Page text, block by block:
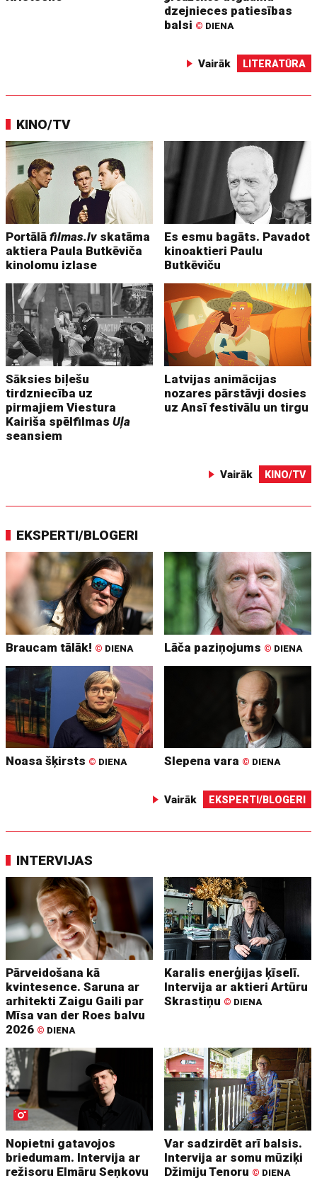
dzejnieces patiesības
balsi © DIENA
Vairāk LITERATŪRA
KINO/TV
Portālāfilmas.lv skatāma
aktiera Paula Butkēviča
kinolomu izlase
Es esmu bagāts. Pavadot
kinoaktieri Paulu
Butkēviču
Sāksies biļešu
tirdzniecība uz
pirmajiem Viestura
Kairiša spēlfilmasUļa
seansiem
Latvijas animācijas
nozares pārstāvji dosies
uz Ansī festivālu un tirgu
Vairāk KINO/TV
EKSPERTI/BLOGERI
Braucam tālāk! © DIENA Lāča paziņojums © DIENA
Noasa šķirsts © DIENA Slepena vara © DIENA
Vairāk EKSPERTI/BLOGERI
INTERVIJAS
Pārveidošana kā
kvintesence. Saruna ar
arhitekti Zaigu Gaili par
Mīsa van der Roes balvu
2026 © DIENA
Karalis enerģijas ķīselī.
Intervija ar aktieri Artūru
Skrastiņu © DIENA
Nopietni gatavojos
briedumam. Intervija ar
režisoru Elmāru Seņkovu
Var sadzirdēt arī balsis.
Intervija ar somu mūziķi
Džimiju Tenoru © DIENA